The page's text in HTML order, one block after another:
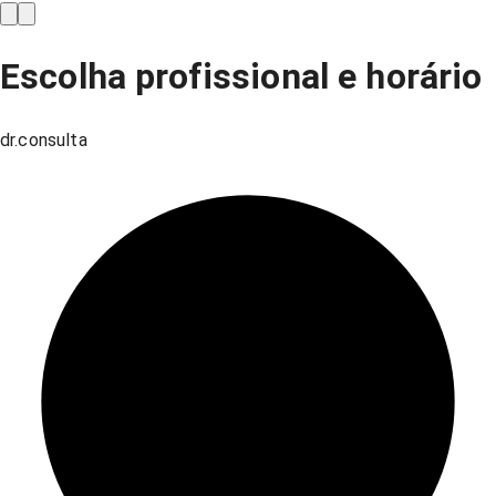
Escolha profissional e horário
dr.consulta